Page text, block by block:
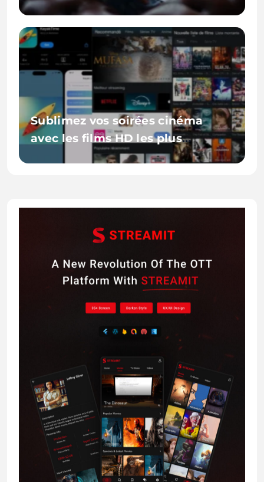
Sublimez vos soirées cinéma
avec les films HD les plus
éclatants qui illuminent votre